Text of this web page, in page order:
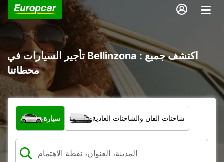
تأجير السيارات في Bellinzona : اكتشف جميع
محطاتنا
ما نوع المركبة؟
سيارة شاحنات الفان والشاحنات العادية